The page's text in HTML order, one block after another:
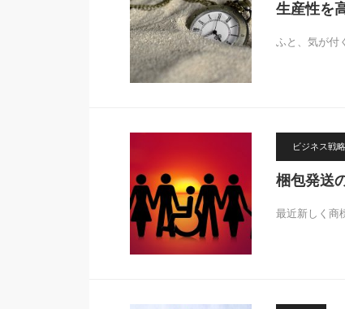
生産性を
ふと、気が付
ビジネス戦略
梱包発送
最近新しく商